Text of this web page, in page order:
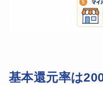
基本還元率は